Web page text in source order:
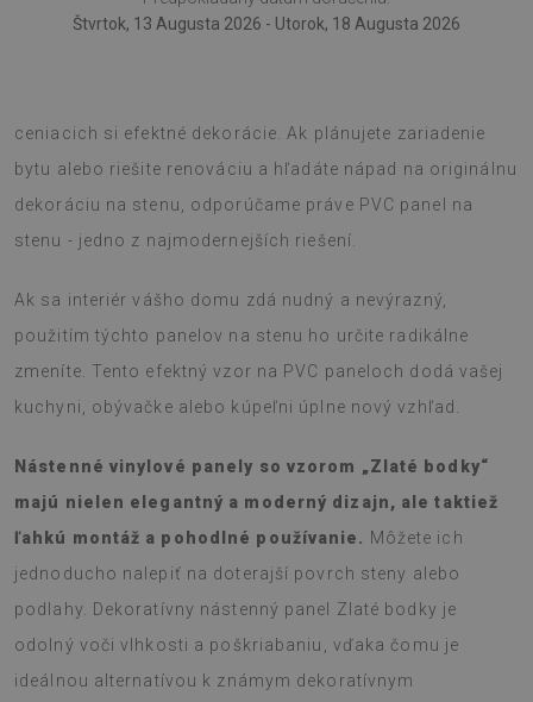
Štvrtok, 13 Augusta 2026 - Utorok, 18 Augusta 2026
ceniacich si efektné dekorácie. Ak plánujete zariadenie
bytu alebo riešite renováciu a hľadáte nápad na originálnu
dekoráciu na stenu, odporúčame práve PVC panel na
stenu - jedno z najmodernejších riešení.
Ak sa interiér vášho domu zdá nudný a nevýrazný,
použitím týchto panelov na stenu ho určite radikálne
zmeníte. Tento efektný vzor na PVC paneloch dodá vašej
kuchyni, obývačke alebo kúpeľni úplne nový vzhľad.
Nástenné vinylové panely so vzorom „Zlaté bodky“
majú nielen elegantný a moderný dizajn, ale taktiež
ľahkú montáž a pohodlné používanie. Môžete ich
jednoducho nalepiť na doterajší povrch steny alebo
podlahy. Dekoratívny nástenný panel Zlaté bodky je
odolný voči vlhkosti a poškriabaniu, vďaka čomu je
ideálnou alternatívou k známym dekoratívnym